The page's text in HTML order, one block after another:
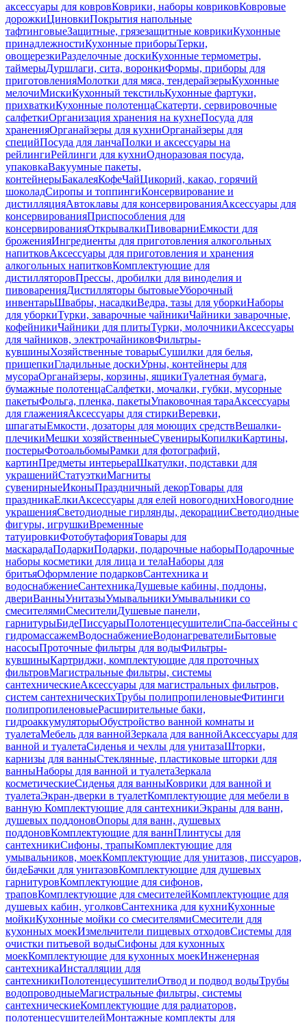
аксессуары для ковровКоврики, наборы ковриковКовровые
дорожкиЦиновкиПокрытия напольные
тафтинговыеЗащитные, грязезащитные коврикиКухонные
принадлежностиКухонные приборыТерки,
овощерезкиРазделочные доскиКухонные термометры,
таймерыДуршлаги, сита, воронкиФормы, приборы для
приготовленияМолотки для мяса, тендерайзерыКухонные
мелочиМискиКухонный текстильКухонные фартуки,
прихваткиКухонные полотенцаСкатерти, сервировочные
салфеткиОрганизация хранения на кухнеПосуда для
храненияОрганайзеры для кухниОрганайзеры для
специйПосуда для ланчаПолки и аксессуары на
рейлингиРейлинги для кухниОдноразовая посуда,
упаковкаВакуумные пакеты,
контейнерыБакалеяКофеЧайЦикорий, какао, горячий
шоколадСиропы и топпингиКонсервирование и
дистилляцияАвтоклавы для консервированияАксессуары для
консервированияПриспособления для
консервированияОткрывалкиПивоварниЕмкости для
броженияИнгредиенты для приготовления алкогольных
напитковАксессуары для приготовления и хранения
алкогольных напитковКомплектующие для
дистилляторовПрессы, дробилки для виноделия и
пивоваренияДистилляторы бытовыеУборочный
инвентарьШвабры, насадкиВедра, тазы для уборкиНаборы
для уборкиТурки, заварочные чайникиЧайники заварочные,
кофейникиЧайники для плитыТурки, молочникиАксессуары
для чайников, электрочайниковФильтры-
кувшиныХозяйственные товарыСушилки для белья,
прищепкиГладильные доскиУрны, контейнеры для
мусораОрганайзеры, корзины, ящикиТуалетная бумага,
бумажные полотенцаСалфетки, мочалки, губки, мусорные
пакетыФольга, пленка, пакетыУпаковочная тараАксессуары
для глаженияАксессуары для стиркиВеревки,
шпагатыЕмкости, дозаторы для моющих средствВешалки-
плечикиМешки хозяйственныеСувенирыКопилкиКартины,
постерыФотоальбомыРамки для фотографий,
картинПредметы интерьераШкатулки, подставки для
украшенийСтатуэткиМагниты
сувенирныеИконыПраздничный декорТовары для
праздникаЕлкиАксессуары для елей новогоднихНовогодние
украшенияСветодиодные гирлянды, декорацииСветодиодные
фигуры, игрушкиВременные
татуировкиФотобутафорияТовары для
маскарадаПодаркиПодарки, подарочные наборыПодарочные
наборы косметики для лица и телаНаборы для
бритьяОформление подарковСантехника и
водоснабжениеСантехникаДушевые кабины, поддоны,
двериВанныУнитазыУмывальникиУмывальники со
смесителямиСмесителиДушевые панели,
гарнитурыБидеПиссуарыПолотенцесушителиСпа-бассейны с
гидромассажемВодоснабжениеВодонагревателиБытовые
насосыПроточные фильтры для водыФильтры-
кувшиныКартриджи, комплектующие для проточных
фильтровМагистральные фильтры, системы
сантехническиеАксессуары для магистральных фильтров,
систем сантехническихТрубы полипропиленовыеФитинги
полипропиленовыеРасширительные баки,
гидроаккумуляторыОбустройство ванной комнаты и
туалетаМебель для ваннойЗеркала для ваннойАксессуары для
ванной и туалетаСиденья и чехлы для унитазаШторки,
карнизы для ванныСтеклянные, пластиковые шторки для
ванныНаборы для ванной и туалетаЗеркала
косметическиеСиденья для ванныКоврики для ванной и
туалетаЭкран-дверки в туалетКомплектующие для мебели в
ванную Комплектующие для сантехникиЭкраны для ванн,
душевых поддоновОпоры для ванн, душевых
поддоновКомплектующие для ваннПлинтусы для
сантехникиСифоны, трапыКомплектующие для
умывальников, моекКомплектующие для унитазов, писсуаров,
бидеБачки для унитазовКомплектующие для душевых
гарнитуровКомплектующие для сифонов,
траповКомплектующие для смесителейКомплектующие для
душевых кабин, уголковСантехника для кухниКухонные
мойкиКухонные мойки со смесителямиСмесители для
кухонных моекИзмельчители пищевых отходовСистемы для
очистки питьевой водыСифоны для кухонных
моекКомплектующие для кухонных моекИнженерная
сантехникаИнсталляции для
сантехникиПолотенцесушителиОтвод и подвод водыТрубы
водопроводныеМагистральные фильтры, системы
сантехническиеКомплектующие для радиаторов,
полотенцесушителейМонтажные комплекты для